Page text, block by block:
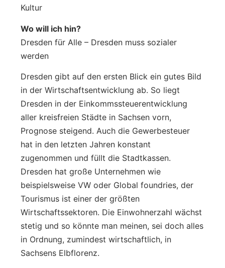
Kultur
Wo will ich hin?
Dresden für Alle – Dresden muss sozialer
werden
Dresden gibt auf den ersten Blick ein gutes Bild
in der Wirtschaftsentwicklung ab. So liegt
Dresden in der Einkommssteuerentwicklung
aller kreisfreien Städte in Sachsen vorn,
Prognose steigend. Auch die Gewerbesteuer
hat in den letzten Jahren konstant
zugenommen und füllt die Stadtkassen.
Dresden hat große Unternehmen wie
beispielsweise VW oder Global foundries, der
Tourismus ist einer der größten
Wirtschaftssektoren. Die Einwohnerzahl wächst
stetig und so könnte man meinen, sei doch alles
in Ordnung, zumindest wirtschaftlich, in
Sachsens Elbflorenz.